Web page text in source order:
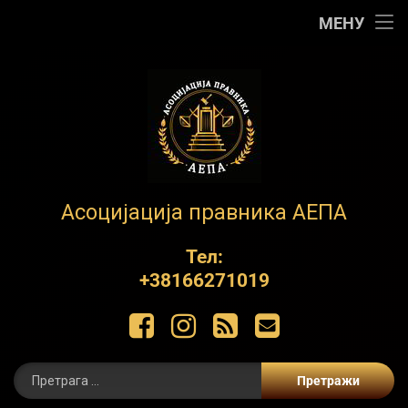
МЕНУ
АЕПА
Асоцијација правника АЕПА
Тел:
+38166271019
ФацебоокИнстаграм
РСС Е-маил